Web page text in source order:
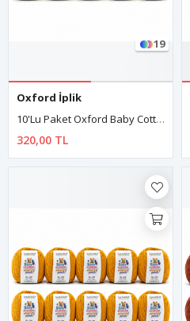
19
Oxford İplik
10'lu Paket Oxford Baby Cotton Amigurumi Punch 50gr/150m No:030 Krem
320,00 TL